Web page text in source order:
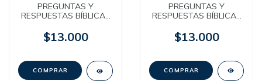
PREGUNTAS Y
RESPUESTAS BÍBLICAS
de la Biblia [Caja
Metálica]
$13.000
PREGUNTAS Y
RESPUESTAS BÍBLICAS
Generales [Caja
Metálica]
$13.000